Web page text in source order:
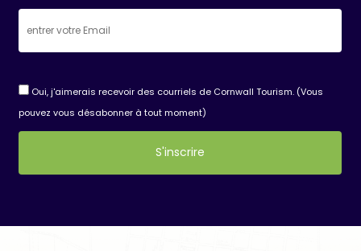
Oui, j'aimerais recevoir des courriels de Cornwall Tourism. (Vous
pouvez vous désabonner à tout moment)
Use.